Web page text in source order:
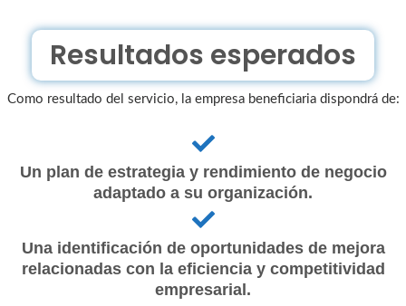
Resultados esperados
Como resultado del servicio, la empresa beneficiaria dispondrá de:
Un plan de estrategia y rendimiento de negocio
adaptado a su organización.
Una identificación de oportunidades de mejora
relacionadas con la eficiencia y competitividad
empresarial.